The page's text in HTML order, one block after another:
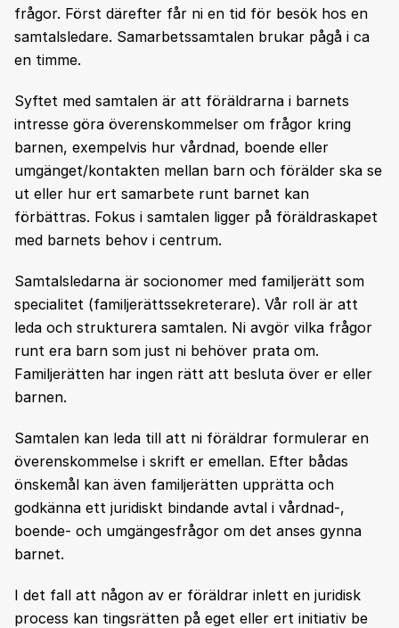
frågor. Först därefter får ni en tid för besök hos en
samtalsledare. Samarbetssamtalen brukar pågå i ca
en timme.
Syftet med samtalen är att föräldrarna i barnets
intresse göra överenskommelser om frågor kring
barnen, exempelvis hur vårdnad, boende eller
umgänget/kontakten mellan barn och förälder ska se
ut eller hur ert samarbete runt barnet kan
förbättras. Fokus i samtalen ligger på föräldraskapet
med barnets behov i centrum.
Samtalsledarna är socionomer med familjerätt som
specialitet (familjerättssekreterare). Vår roll är att
leda och strukturera samtalen. Ni avgör vilka frågor
runt era barn som just ni behöver prata om.
Familjerätten har ingen rätt att besluta över er eller
barnen.
Samtalen kan leda till att ni föräldrar formulerar en
överenskommelse i skrift er emellan. Efter bådas
önskemål kan även familjerätten upprätta och
godkänna ett juridiskt bindande avtal i vårdnad-,
boende- och umgängesfrågor om det anses gynna
barnet.
I det fall att någon av er föräldrar inlett en juridisk
process kan tingsrätten på eget eller ert initiativ be